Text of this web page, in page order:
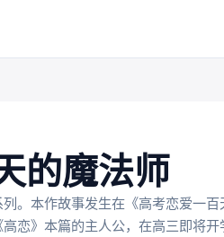
的魔法师
。本作故事发生在《高考恋爱一
恋》本篇的主人公，在高三即将